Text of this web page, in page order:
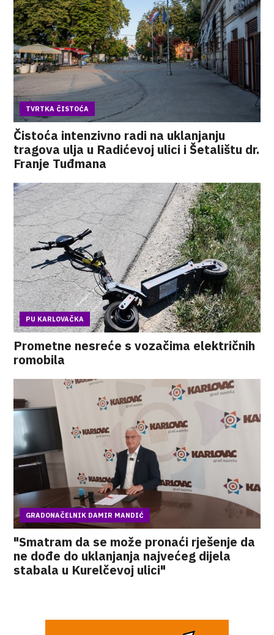
TVRTKA ČISTOĆA
Čistoća intenzivno radi na uklanjanju
tragova ulja u Radićevoj ulici i Šetalištu dr.
Franje Tuđmana
PU KARLOVAČKA
Prometne nesreće s vozačima električnih
romobila
GRADONAČELNIK DAMIR MANDIĆ
"Smatram da se može pronaći rješenje da
ne dođe do uklanjanja najvećeg dijela
stabala u Kurelčevoj ulici"